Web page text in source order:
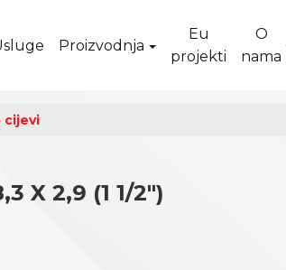
Proizvodnja
Eu
projekti
O
nama
cijevi
X 2,9 (1 1/2")